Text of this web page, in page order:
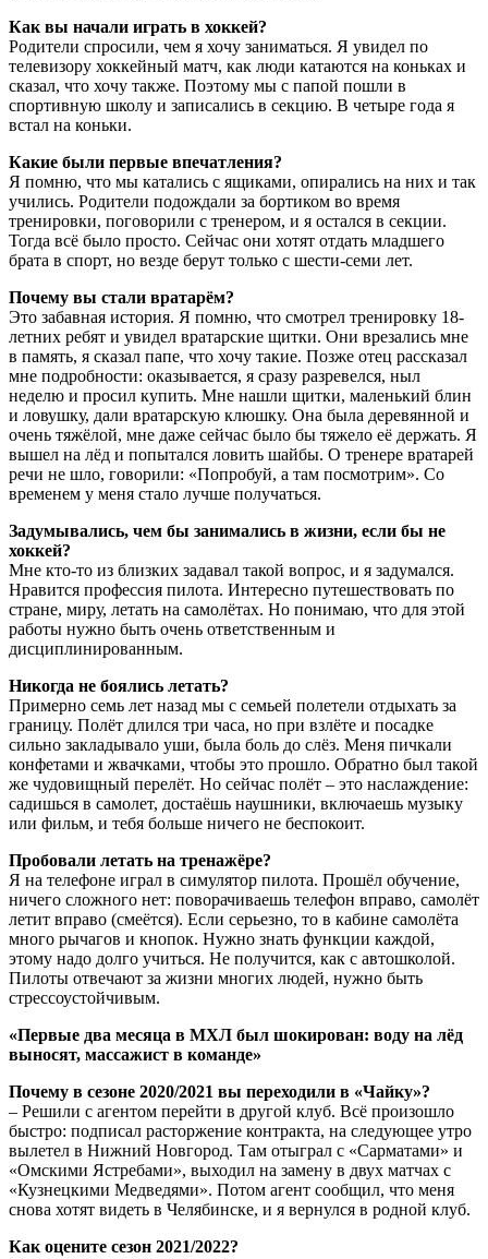
Как вы начали играть в хоккей?
Родители спросили, чем я хочу заниматься. Я увидел по
телевизору хоккейный матч, как люди катаются на коньках и
сказал, что хочу также. Поэтому мы с папой пошли в
спортивную школу и записались в секцию. В четыре года я
встал на коньки.
Какие были первые впечатления?
Я помню, что мы катались с ящиками, опирались на них и так
учились. Родители подождали за бортиком во время
тренировки, поговорили с тренером, и я остался в секции.
Тогда всё было просто. Сейчас они хотят отдать младшего
брата в спорт, но везде берут только с шести-семи лет.
Почему вы стали вратарём?
Это забавная история. Я помню, что смотрел тренировку 18-
летних ребят и увидел вратарские щитки. Они врезались мне
в память, я сказал папе, что хочу такие. Позже отец рассказал
мне подробности: оказывается, я сразу разревелся, ныл
неделю и просил купить. Мне нашли щитки, маленький блин
и ловушку, дали вратарскую клюшку. Она была деревянной и
очень тяжёлой, мне даже сейчас было бы тяжело её держать. Я
вышел на лёд и попытался ловить шайбы. О тренере вратарей
речи не шло, говорили: «Попробуй, а там посмотрим». Со
временем у меня стало лучше получаться.
Задумывались, чем бы занимались в жизни, если бы не
хоккей?
Мне кто-то из близких задавал такой вопрос, и я задумался.
Нравится профессия пилота. Интересно путешествовать по
стране, миру, летать на самолётах. Но понимаю, что для этой
работы нужно быть очень ответственным и
дисциплинированным.
Никогда не боялись летать?
Примерно семь лет назад мы с семьей полетели отдыхать за
границу. Полёт длился три часа, но при взлёте и посадке
сильно закладывало уши, была боль до слёз. Меня пичкали
конфетами и жвачками, чтобы это прошло. Обратно был такой
же чудовищный перелёт. Но сейчас полёт – это наслаждение:
садишься в самолет, достаёшь наушники, включаешь музыку
или фильм, и тебя больше ничего не беспокоит.
Пробовали летать на тренажёре?
Я на телефоне играл в симулятор пилота. Прошёл обучение,
ничего сложного нет: поворачиваешь телефон вправо, самолёт
летит вправо (смеётся). Если серьезно, то в кабине самолёта
много рычагов и кнопок. Нужно знать функции каждой,
этому надо долго учиться. Не получится, как с автошколой.
Пилоты отвечают за жизни многих людей, нужно быть
стрессоустойчивым.
«Первые два месяца в МХЛ был шокирован: воду на лёд
выносят, массажист в команде»
Почему в сезоне 2020/2021 вы переходили в «Чайку»?
– Решили с агентом перейти в другой клуб. Всё произошло
быстро: подписал расторжение контракта, на следующее утро
вылетел в Нижний Новгород. Там отыграл с «Сарматами» и
«Омскими Ястребами», выходил на замену в двух матчах с
«Кузнецкими Медведями». Потом агент сообщил, что меня
снова хотят видеть в Челябинске, и я вернулся в родной клуб.
Как оцените сезон 2021/2022?